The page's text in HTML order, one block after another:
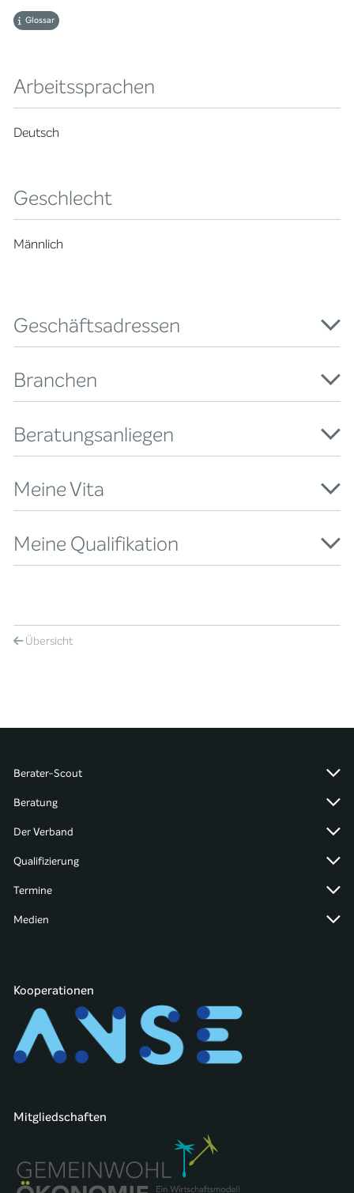
Glossar
Arbeitssprachen
Deutsch
Geschlecht
Männlich
Geschäftsadressen
Branchen
Beratungsanliegen
Meine Vita
Meine Qualifikation
Übersicht
Berater-Scout
Beratung
Der Verband
Qualifizierung
Termine
Medien
Kooperationen
Mitgliedschaften